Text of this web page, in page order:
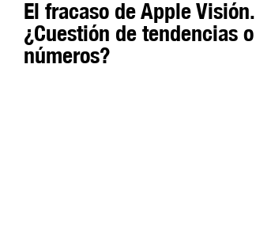
El fracaso de Apple Visión.
¿Cuestión de tendencias o
números?